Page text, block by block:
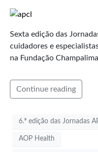
Sexta edição das
cuidadores e
na Fundação
Continue reading
6.ª edição das Jornadas
AOP Health